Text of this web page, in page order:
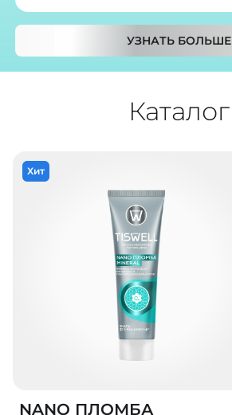
УЗНАТЬ БОЛЬШЕ
Каталог
Хит
NANO ПЛОМБА